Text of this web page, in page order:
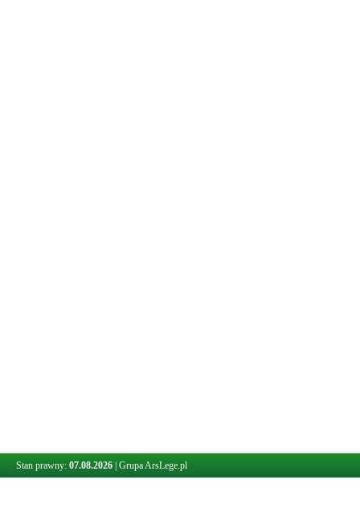
Stan prawny: 07.08.2026 Grupa ArsLege.pl